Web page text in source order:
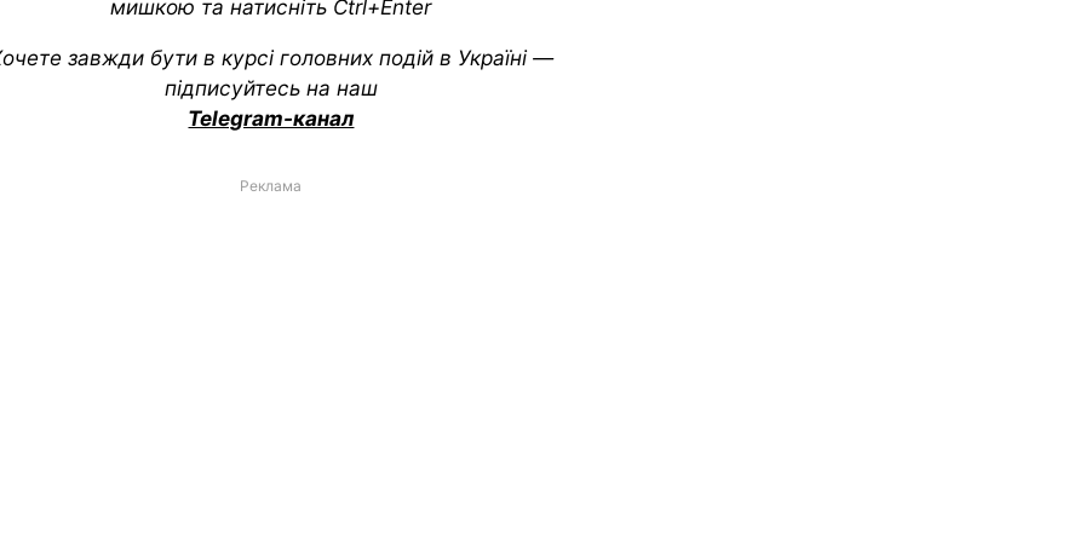
мишкою та натисніть Ctrl+Enter
завжди бути в курсі головних подій в Україні —
підписуйтесь на наш
Telegram-канал
Реклама